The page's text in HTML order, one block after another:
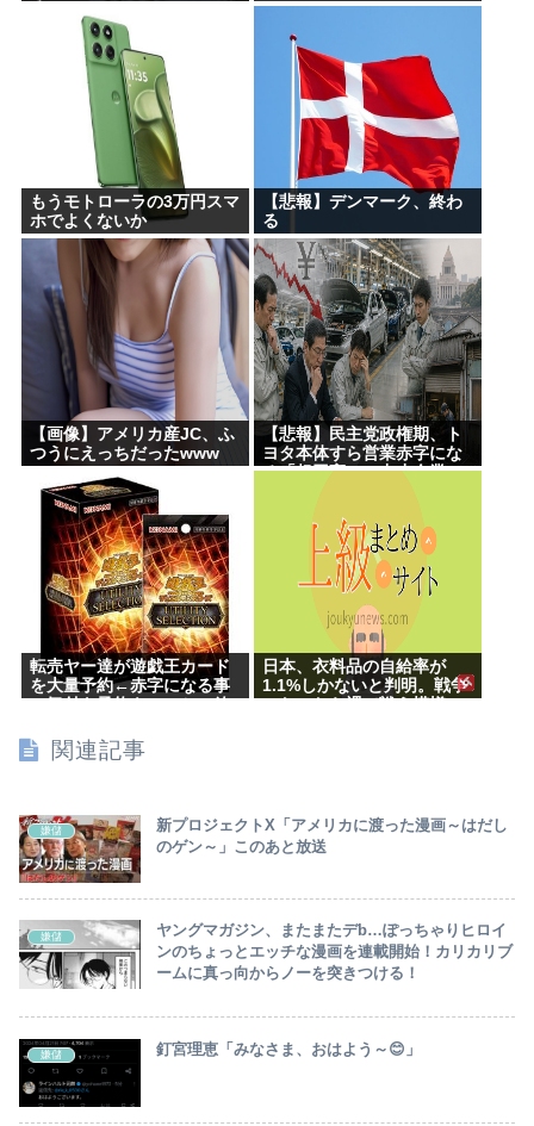
もうモトローラの3万円スマ
ホでよくないか
【悲報】デンマーク、終わ
る
【画像】アメリカ産JC、ふ
つうにえっちだったwww
【悲報】民主党政権期、ト
ヨタ本体すら営業赤字にな
る「超円高」…中小企業の
転売ヤー達が遊戯王カード
を大量予約←赤字になる事
日本、衣料品の自給率が
1.1%しかないと判明。戦争
関連記事
嫌儲
新プロジェクトX「アメリカに渡った漫画～はだし
のゲン～」このあと放送
嫌儲
ヤングマガジン、またまたデb…ぽっちゃりヒロイ
ンのちょっとエッチな漫画を連載開始！カリカリブ
ームに真っ向からノーを突きつける！
嫌儲 釘宮理恵「みなさま、おはよう～😊」